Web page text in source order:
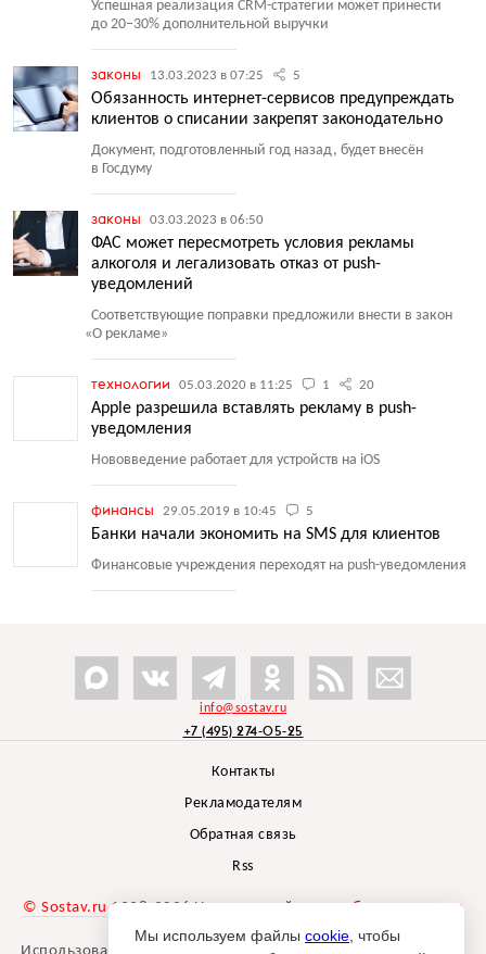
Успешная реализация CRM-стратегии может принести
до 20−30% дополнительной выручки
законы 13.03.2023 в 07:25 5
Обязанность интернет-сервисов предупреждать
клиентов о списании закрепят законодательно
Документ, подготовленный год назад, будет внесён
в Госдуму
законы 03.03.2023 в 06:50
ФАС может пересмотреть условия рекламы
алкоголя и легализовать отказ от push-
уведомлений
Соответствующие поправки предложили внести в закон
«О рекламе»
технологии 05.03.2020 в 11:25 1 20
Apple разрешила вставлять рекламу в push-
уведомления
Нововведение работает для устройств на iOS
финансы 29.05.2019 в 10:45 5
Банки начали экономить на SMS для клиентов
Финансовые учреждения переходят на push-уведомления
info@sostav.ru
+7 (495) 274-05-25
Контакты
Рекламодателям
Обратная связь
Rss
© Sostav.ru 1998-2026 Независимый проектбрендингового
агентства Depot
Мы используем файлы cookie , чтобы